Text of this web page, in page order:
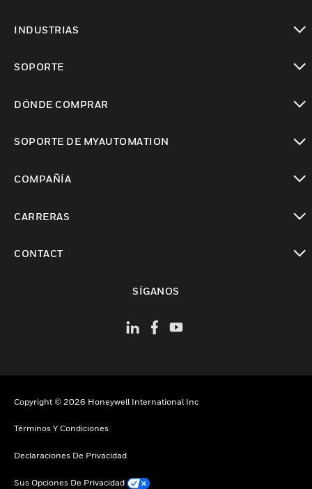
INDUSTRIAS
SOPORTE
DÓNDE COMPRAR
SOPORTE DE MYAUTOMATION
COMPAÑÍA
CARRERAS
CONTACT
SÍGANOS
Copyright © 2026 Honeywell International Inc
Términos Y Condiciones
Declaraciones De Privacidad
Sus Opciones De Privacidad